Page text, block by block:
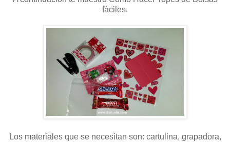
fáciles.
Los materiales que se necesitan son: cartulina, grapadora,